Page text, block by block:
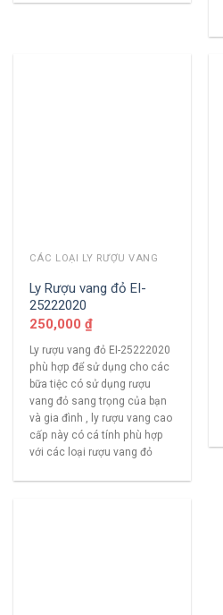
CÁC LOẠI LY RƯỢU VANG
Ly Rượu vang đỏ EI-
25222020
250,000 ₫
Ly rượu vang đỏ EI-25222020
phù hợp để sử dụng cho các
bữa tiệc có sử dụng rượu
vang đỏ sang trọng của bạn
và gia đình , ly rượu vang cao
cấp này có cá tính phù hợp
với các loại rượu vang đỏ